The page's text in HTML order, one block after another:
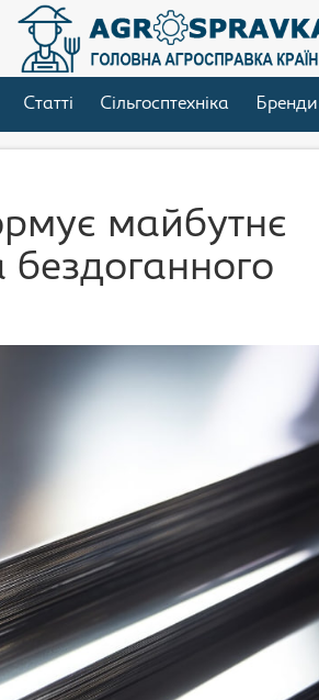
Статті Сільгосптехніка Бренди
майбутнє
бездоганного